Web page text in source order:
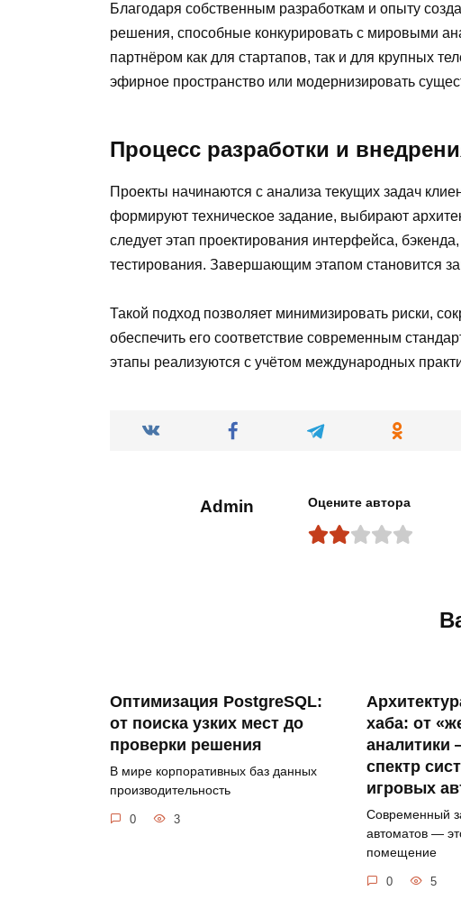
Благодаря собственным разработкам и опыту
решения, способные конкурировать с мировыми
партнёром как для стартапов, так и для крупных
эфирное пространство или модернизировать
Процесс разработки и
Проекты начинаются с анализа текущих задач
формируют техническое задание, выбирают
следует этап проектирования интерфейса,
тестирования. Завершающим этапом становится
Такой подход позволяет минимизировать риски,
обеспечить его соответствие современным
этапы реализуются с учётом международных
Admin Оцените автора
Оптимизация PostgreSQL:
от поиска узких мест до
проверки решения
В мире корпоративных баз данных
производительность
0 3
хаба: от
спектр
игровых
Современный
автоматов —
помещение
0 5